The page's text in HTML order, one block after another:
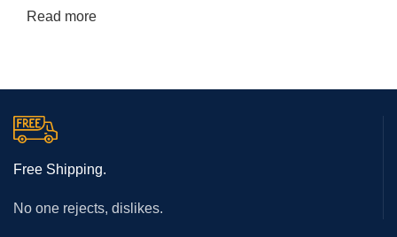
Read more
Free Shipping.
No one rejects, dislikes.